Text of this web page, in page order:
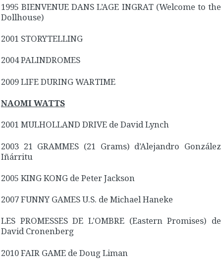
1995 BIENVENUE DANS L’AGE INGRAT (Welcome to the
Dollhouse)
2001 STORYTELLING
2004 PALINDROMES
2009 LIFE DURING WARTIME
NAOMI WATTS
2001 MULHOLLAND DRIVE de David Lynch
2003 21 GRAMMES (21 Grams) d’Alejandro González
Iñárritu
2005 KING KONG de Peter Jackson
2007 FUNNY GAMES U.S. de Michael Haneke
LES PROMESSES DE L’OMBRE (Eastern Promises) de
David Cronenberg
2010 FAIR GAME de Doug Liman